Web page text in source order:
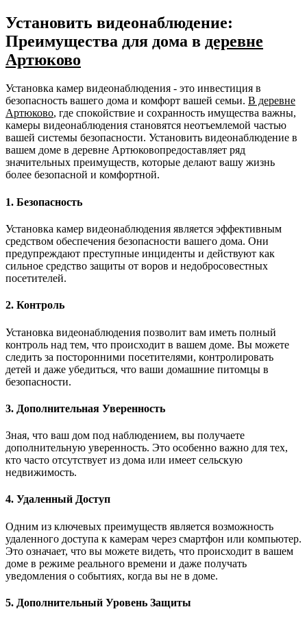
Установить видеонаблюдение:
Преимущества для дома в деревне
Артюково
Установка камер видеонаблюдения - это инвестиция в
безопасность вашего дома и комфорт вашей семьи. В деревне
Артюково, где спокойствие и сохранность имущества важны,
камеры видеонаблюдения становятся неотъемлемой частью
вашей системы безопасности. Установить видеонаблюдение в
вашем доме в деревне Артюковопредоставляет ряд
значительных преимуществ, которые делают вашу жизнь
более безопасной и комфортной.
1. Безопасность
Установка камер видеонаблюдения является эффективным
средством обеспечения безопасности вашего дома. Они
предупреждают преступные инциденты и действуют как
сильное средство защиты от воров и недобросовестных
посетителей.
2. Контроль
Установка видеонаблюдения позволит вам иметь полный
контроль над тем, что происходит в вашем доме. Вы можете
следить за посторонними посетителями, контролировать
детей и даже убедиться, что ваши домашние питомцы в
безопасности.
3. Дополнительная Уверенность
Зная, что ваш дом под наблюдением, вы получаете
дополнительную уверенность. Это особенно важно для тех,
кто часто отсутствует из дома или имеет сельскую
недвижимость.
4. Удаленный Доступ
Одним из ключевых преимуществ является возможность
удаленного доступа к камерам через смартфон или компьютер.
Это означает, что вы можете видеть, что происходит в вашем
доме в режиме реального времени и даже получать
уведомления о событиях, когда вы не в доме.
5. Дополнительный Уровень Защиты